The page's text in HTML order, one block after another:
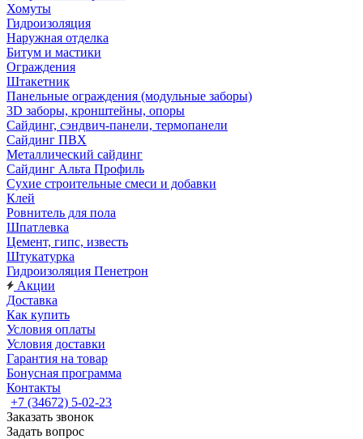
Хомуты
Гидроизоляция
Наружная отделка
Битум и мастики
Ограждения
Штакетник
Панельные ограждения (модульные заборы)
3D заборы, кронштейны, опоры
Cайдинг, сэндвич-панели, термопанели
Сайдинг ПВХ
Металлический сайдинг
Сайдинг Альта Профиль
Сухие строительные смеси и добавки
Клей
Ровнитель для пола
Шпатлевка
Цемент, гипс, известь
Штукатурка
Гидроизоляция Пенетрон
Акции
Доставка
Как купить
Условия оплаты
Условия доставки
Гарантия на товар
Бонусная программа
Контакты
+7 (34672) 5-02-23
Заказать звонок
Задать вопрос